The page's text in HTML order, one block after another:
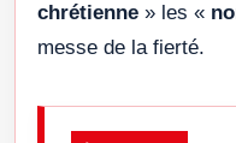
chrétienne » les «
messe de la fierté.